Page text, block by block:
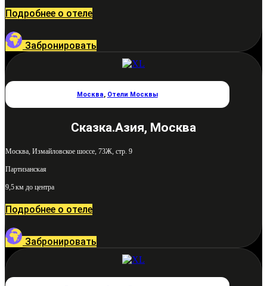
Подробнее о отеле
Забронировать
Москва, Отели Москвы
Сказка.Азия, Москва
Москва, Измайловское шоссе, 73Ж, стр. 9
Партизанская
9,5 км до центра
Подробнее о отеле
Забронировать